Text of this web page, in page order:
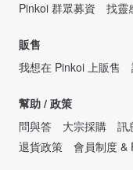
Pinkoi 群眾募資
找靈
販售
我想在 Pinkoi 上販售
幫助 / 政策
問與答
大宗採購 訊
退貨政策
會員制度 &